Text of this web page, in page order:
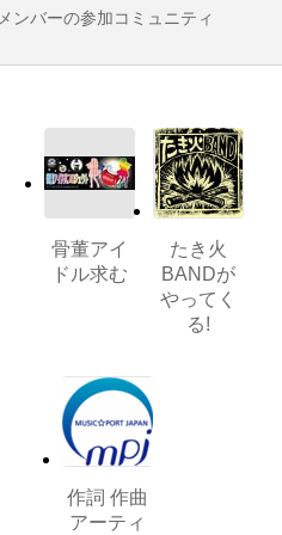
メンバーの参加コミュニティ
骨董アイ
ドル求む
たき火
BANDが
やってく
る!
作詞 作曲
アーティ